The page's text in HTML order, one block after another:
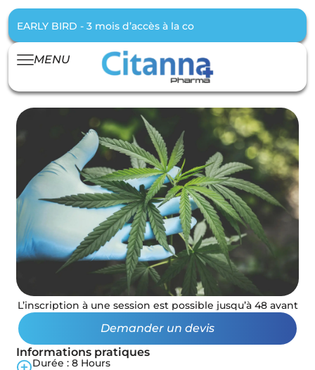
EARLY BIRD - 3 mois d’accès à la communauté offert
MENU
L’inscription à une session est possible jusqu’à 48 avant
Demander un devis
Informations pratiques
Durée : 8 Hours